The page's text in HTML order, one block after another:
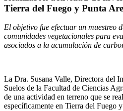
Tierra del Fuego y Punta
El objetivo fue efectuar un muestreo
comunidades vegetacionales para
asociados a la acumulación de
La Dra. Susana Valle, Directora del
Suelos de la Facultad de Ciencias
de una actividad en terreno que se
específicamente en Tierra del Fuego